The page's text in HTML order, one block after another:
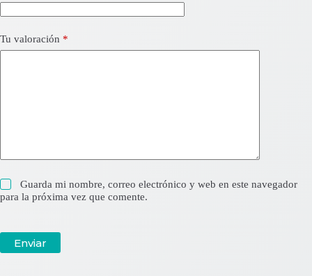
Tu valoración *
Guarda mi nombre, correo electrónico y web en este navegador
para la próxima vez que comente.
Enviar